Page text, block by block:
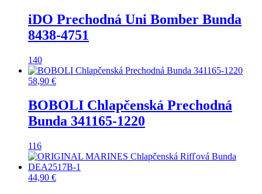
iDO Prechodná Uni Bomber Bunda
8438-4751
140
58,90 €
BOBOLI Chlapčenská Prechodná
Bunda 341165-1220
116
44,90 €